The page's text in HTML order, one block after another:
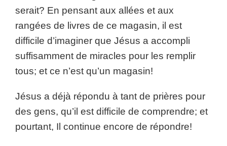
serait? En pensant aux allées et aux
rangées de livres de ce magasin, il est
difficile d’imaginer que Jésus a accompli
suffisamment de miracles pour les remplir
tous; et ce n’est qu’un magasin!
Jésus a déjà répondu à tant de prières pour
des gens, qu’il est difficile de comprendre; et
pourtant, Il continue encore de répondre!